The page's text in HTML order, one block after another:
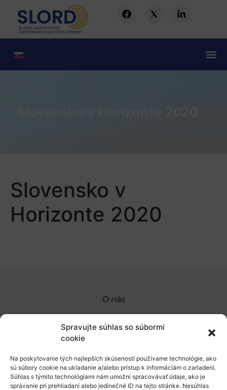
Spravujte súhlas so súbormi
cookie
Na poskytovanie tých najlepších skúseností používame technológie, ako
sú súbory cookie na ukladanie a/alebo prístup k informáciám o zariadení.
Súhlas s týmito technológiami nám umožní spracovávať údaje, ako je
správanie pri prehliadaní alebo jedinečné ID na tejto stránke. Nesúhlas
Slovensko v
Horizonte 2020
O nás
Financovanie a podpora
Stáže a pobyty
Novinky